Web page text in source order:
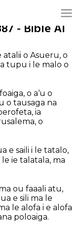
- Bible AI
o Asueru, o
tupu i le malo o
o a‘u o
o tausaga na
ia
o
e saili i le tatalo,
ie talatala, ma
ou faaali atu,
e sili ma le
le alofa i e alofa
poloaiga.